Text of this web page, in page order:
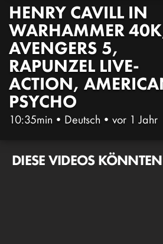
HENRY CAVILL IN
WARHAMMER
AVENGERS 5,
RAPUNZEL LIVE-
ACTION,
PSYCHO
10:35min • Deutsch • vor 1 Jahr
DIESE VIDEOS